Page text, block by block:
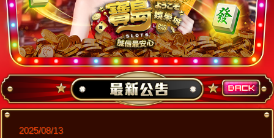
最新公告
聯繫客服
會員登入
2025/08/13